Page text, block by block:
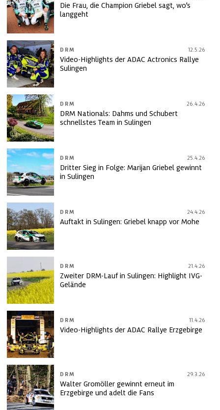
Die Frau, die Champion Griebel sagt, wo’s
langgeht
DRM 12.5.26
Video-Highlights der ADAC Actronics Rallye
Sulingen
DRM 26.4.26
DRM Nationals: Dahms und Schubert
schnellstes Team in Sulingen
DRM 25.4.26
Dritter Sieg in Folge: Marijan Griebel gewinnt
in Sulingen
DRM 24.4.26
Auftakt in Sulingen: Griebel knapp vor Mohe
DRM 21.4.26
Zweiter DRM-Lauf in Sulingen: Highlight IVG-
Gelände
DRM 11.4.26
Video-Highlights der ADAC Rallye Erzgebirge
DRM 29.3.26
Walter Gromöller gewinnt erneut im
Erzgebirge und adelt die Fans